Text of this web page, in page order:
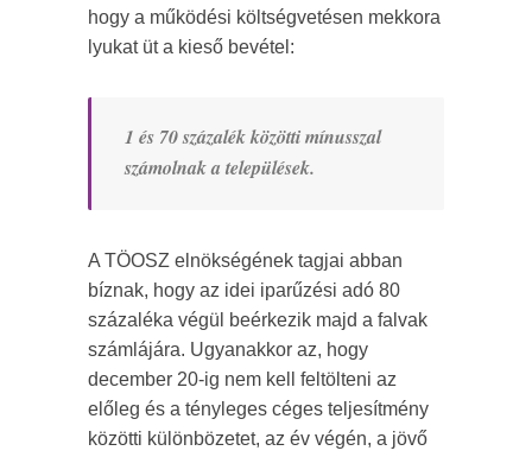
hogy a működési költségvetésen mekkora
lyukat üt a kieső bevétel:
1 és 70 százalék közötti mínusszal
számolnak a települések.
A TÖOSZ elnökségének tagjai abban
bíznak, hogy az idei iparűzési adó 80
százaléka végül beérkezik majd a falvak
számlájára. Ugyanakkor az, hogy
december 20-ig nem kell feltölteni az
előleg és a tényleges céges teljesítmény
közötti különbözetet, az év végén, a jövő